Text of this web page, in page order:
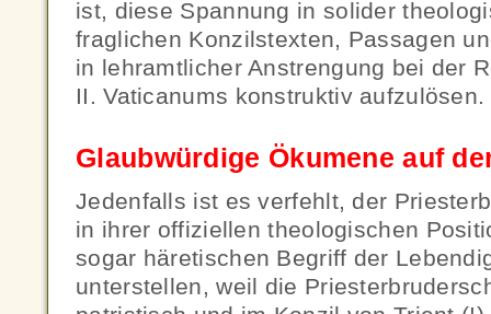
ist, diese Spannung in solider
fraglichen Konzilstexten, Passagen
in lehramtlicher Anstrengung bei der
II. Vaticanums konstruktiv aufzulösen.
Glaubwürdige Ökumene auf
Jedenfalls ist es verfehlt, der
in ihrer offiziellen theologischen
sogar häretischen Begriff der
unterstellen, weil die